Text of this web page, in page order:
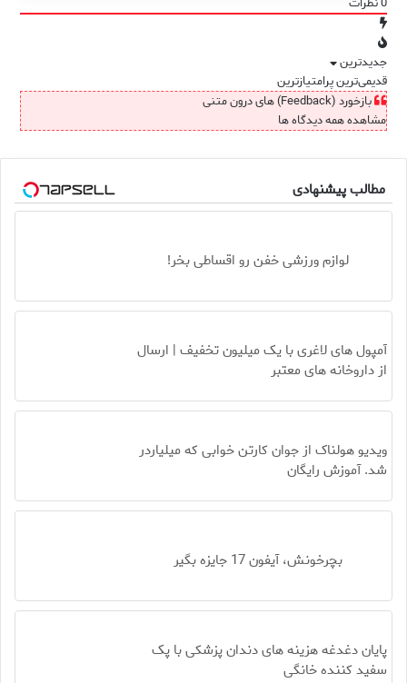
جدیدترین
قدیمی‌ترینپرامتیازترین
بازخورد (Feedback) های درون متنی
مشاهده همه دیدگاه ها
مطالب پیشنهادی
لوازم ورزشی خفن رو اقساطی بخر!
آمپول های لاغری با یک میلیون تخفیف | ارسال
از داروخانه های معتبر
ویدیو هولناک از جوان کارتن خوابی که میلیاردر
شد. آموزش رایگان
بچرخونش، آیفون 17 جایزه بگیر
پایان دغدغه هزینه های دندان پزشکی با پک
سفید کننده خانگی